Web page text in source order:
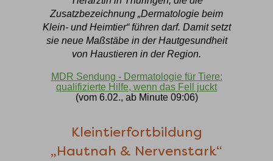
Zusatzbezeichnung „Dermatologie beim
Klein- und Heimtier“ führen darf. Damit setzt
sie neue Maßstäbe in der Hautgesundheit
von Haustieren in der Region.
MDR Sendung - Dermatologie für Tiere:
qualifizierte Hilfe, wenn das Fell juckt
(vom 6.02., ab Minute 09:06)
Kleintierfortbildung
„Hautnah & Nervenstark“